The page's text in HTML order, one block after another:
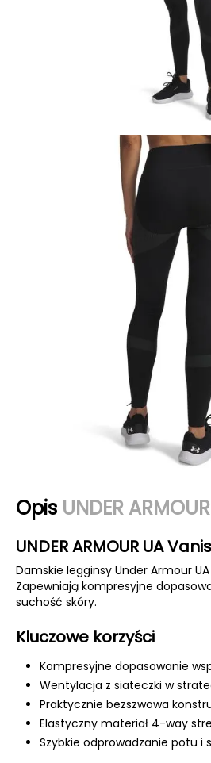
Opis UNDER
UNDER ARMOUR UA
Damskie legginsy Under Armour
Zapewniają kompresyjne
suchość skóry.
Kluczowe korzyści
Kompresyjne dopasowanie
Wentylacja z siateczki w
Praktycznie bezszwowa
Elastyczny materiał 4-way
Szybkie odprowadzanie potu